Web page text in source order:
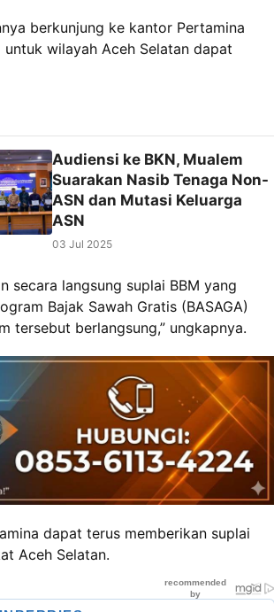
berkunjung ke kantor Pertamina
wilayah Aceh Selatan dapat
Audiensi ke BKN, Mualem
Suarakan Nasib Tenaga Non-
ASN dan Mutasi Keluarga
ASN
03 Jul 2025
secara langsung suplai BBM yang
Bajak Sawah Gratis (BASAGA)
tersebut berlangsung,” ungkapnya.
dapat terus memberikan suplai
Aceh Selatan.